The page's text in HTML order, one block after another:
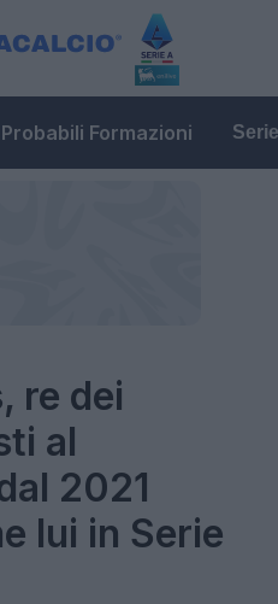
Probabili Formazioni
re dei
al
2021
lui in Serie